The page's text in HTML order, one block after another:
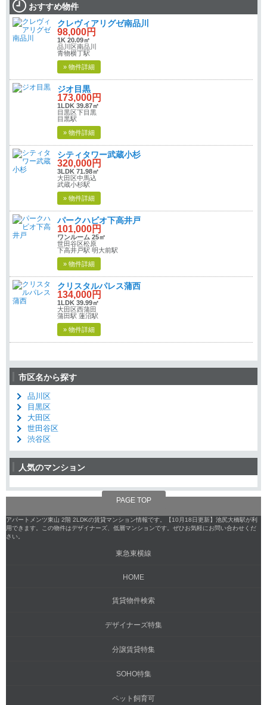
おすすめ物件
クレヴィアリグゼ南品川
98,000円
1K 20.09㎡
品川区南品川
青物横丁駅
» 物件詳細
ジオ目黒
173,000円
1LDK 39.87㎡
目黒区下目黒
目黒駅
» 物件詳細
シティタワー武蔵小杉
320,000円
3LDK 71.98㎡
大田区中馬込
武蔵小杉駅
» 物件詳細
パークハビオ下高井戸
101,000円
ワンルーム 25㎡
世田谷区松原
下高井戸駅 明大前駅
» 物件詳細
クリスタルパレス蒲西
134,000円
1LDK 39.99㎡
大田区西蒲田
蒲田駅 蓮沼駅
» 物件詳細
市区名から探す
品川区
目黒区
大田区
世田谷区
渋谷区
人気のマンション
PAGE TOP
アパートメンツ東山 2階 2LDKの賃貸マンション情報です。【10月18日更新】池尻大橋駅が利
用できます。この物件はデザイナーズ、低層マンションです。ぜひお気軽にお問い合わせくだ
さい。
東急東横線
HOME
賃貸物件検索
デザイナーズ特集
分譲賃貸特集
SOHO特集
ペット飼育可